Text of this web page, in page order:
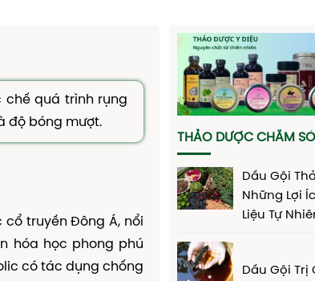
chế quá trình rụng
độ bóng mượt.
truyền Đông Á, nổi
hóa học phong phú
có tác dụng chống
THẢO DƯỢC CHĂM
Dầu Gội
Những Lợi
Liệu Tự
Dầu Gội Trị